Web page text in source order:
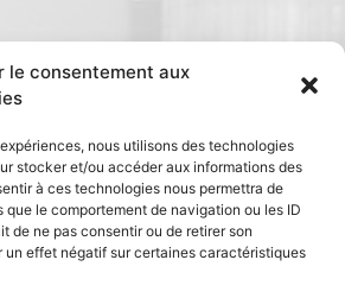
le consentement aux
nous utilisons des technologies
stocker et/ou accéder aux informations des
à ces technologies nous permettra de
que le comportement de navigation ou les ID
de ne pas consentir ou de retirer son
effet négatif sur certaines caractéristiques
d’état civil
électorales
ville